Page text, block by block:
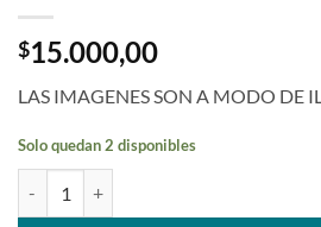
$15.000,00
LAS IMAGENES SON A MODO DE
Solo quedan 2 disponibles